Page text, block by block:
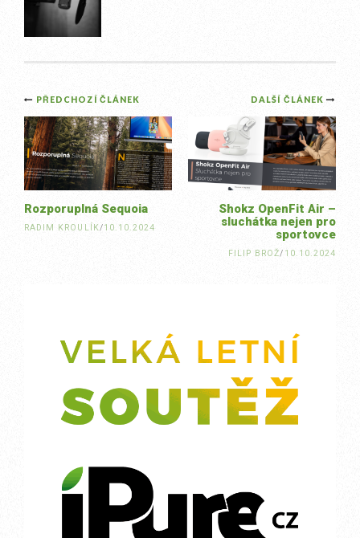
Post
navigation
DALŠÍ ČLÁNEK
Shokz OpenFit Air –
sluchátka nejen pro
sportovce
FILIP BROŽ/ 10.10.2024
PŘEDCHOZÍ ČLÁNEK
Rozporuplná Sequoia
RADIM KROULÍK/10.10.2024